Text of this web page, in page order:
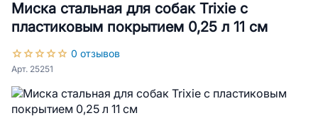
Миска стальная для собак Trixie с
пластиковым покрытием 0,25 л 11 см
0 отзывов
Арт. 25251